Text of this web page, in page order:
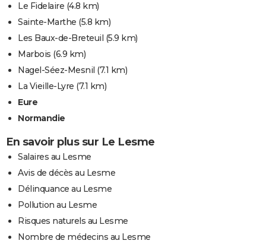
Le Fidelaire (4.8 km)
Sainte-Marthe (5.8 km)
Les Baux-de-Breteuil (5.9 km)
Marbois (6.9 km)
Nagel-Séez-Mesnil (7.1 km)
La Vieille-Lyre (7.1 km)
Eure
Normandie
En savoir plus sur Le Lesme
Salaires au Lesme
Avis de décès au Lesme
Délinquance au Lesme
Pollution au Lesme
Risques naturels au Lesme
Nombre de médecins au Lesme